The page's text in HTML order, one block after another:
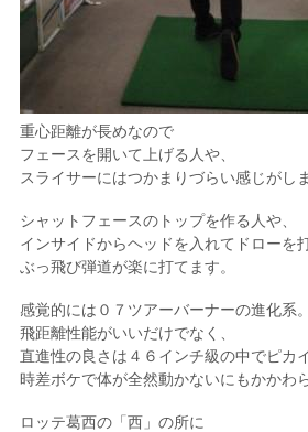
重心距離が長めなので
フェースを開いて上げる人や、
スライサーにはつかまりづらい感じがし
シャットフェースのトップを作る人や、
インサイドからヘッドを入れてドローを
ぶっ飛び弾道が楽に打てます。
感覚的には０７ツアーバーナーの進化系。
飛距離性能がいいだけでなく、
直進性の良さは４６インチ級の中でピカ
時差ボケで体が全然動かないにもかかわら
ロッテ葛西の「西」の所に